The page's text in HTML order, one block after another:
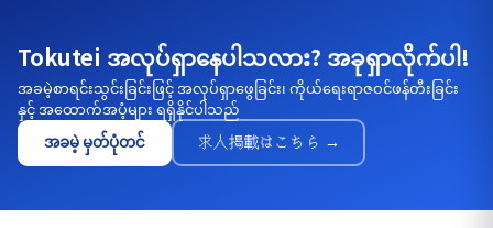
Tokutei အလုပ်ရှာနေပါသလား? အခုရှာလိုက်ပါ!
အခမဲ့စာရင်းသွင်းခြင်းဖြင့် အလုပ်ရှာဖွေခြင်း၊ ကိုယ်ရေးရာဇဝင်ဖန်တီးခြင်း
နှင့် အထောက်အပံ့များ ရရှိနိုင်ပါသည်
အခမဲ့ မှတ်ပုံတင် 求人掲載はこちら →